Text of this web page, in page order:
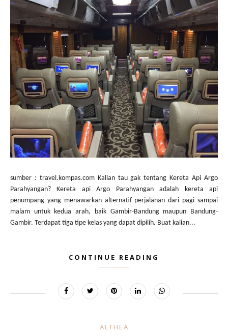
sumber : travel.kompas.com Kalian tau gak tentang Kereta Api Argo
Parahyangan? Kereta api Argo Parahyangan adalah kereta api
penumpang yang menawarkan alternatif perjalanan dari pagi sampai
malam untuk kedua arah, baik Gambir-Bandung maupun Bandung-
Gambir. Terdapat tiga tipe kelas yang dapat dipilih. Buat kalian...
CONTINUE READING
ALTHEA